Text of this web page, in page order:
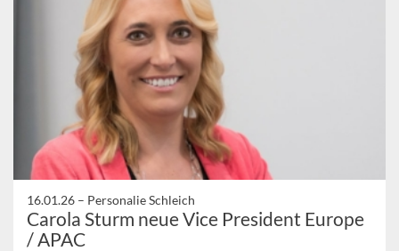
16.01.26 – Personalie Schleich
Carola Sturm neue Vice President Europe
/ APAC